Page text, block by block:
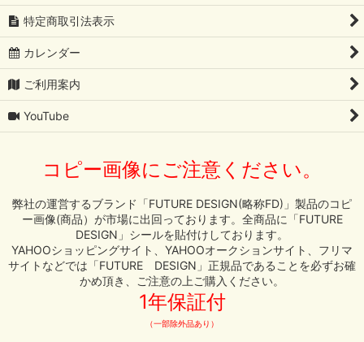
特定商取引法表示
カレンダー
ご利用案内
YouTube
コピー画像にご注意ください。
弊社の運営するブランド「FUTURE DESIGN(略称FD)」製品のコピ
ー画像(商品）が市場に出回っております。全商品に「FUTURE
DESIGN」シールを貼付けしております。
YAHOOショッピングサイト、YAHOOオークションサイト、フリマ
サイトなどでは「FUTURE DESIGN」正規品であることを必ずお確
かめ頂き、ご注意の上ご購入ください。
1年保証付
（一部除外品あり）